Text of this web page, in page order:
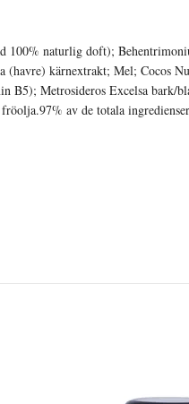
100% naturlig doft);
(havre) kärnextrakt; Mel; Cocos
B5); Metrosideros Excelsa bark/
av de totala